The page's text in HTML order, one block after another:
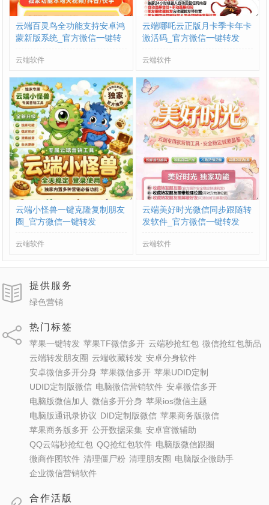
云端百灵鸟全功能支持安卓鸿
蒙新版系统_官方微信一键转
云端软件
云端哪吒云正版月卡季卡年卡
激活码_官方微信一键转发
云端软件
云端小怪兽一键克隆复制朋友
圈_官方微信一键转发
云端软件
云端美好时光微信同步跟随转
发软件_官方微信一键转发
云端软件
提供服务
绿色营销
热门标签
苹果一键转发 苹果TF微信多开 云端秒抢红包 微信抢红包新品
云端转发朋友圈 云端收藏转发 安卓分身软件
安卓微信多开分身 苹果微信多开 苹果UDID定制
UDID定制版微信 电脑微信营销软件 安卓微信多开
电脑版微信加人 微信多开分身 苹果ios微信主题
电脑版通讯录协议 DID定制版微信 苹果商务版微信
苹果商务版多开 公开数据采集 安卓官微辅助
QQ云端秒抢红包 QQ抢红包软件 电脑版微信跟圈
微商作图软件 清理僵尸粉 清理朋友圈 电脑版企微助手
企业微信营销软件
合作活版